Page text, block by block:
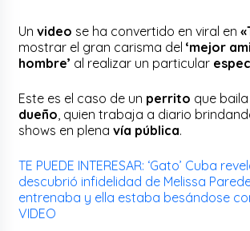
Unvideo se ha convertido en viral en
mostrar el gran carisma del‘mejor
hombre’ al realizar un particular
Este es el caso de un perrito que
dueño , quien trabaja a diario
shows en plenavía pública.
TE PUEDE INTERESAR: ‘Gato’ Cuba
descubrió infidelidad de Melissa
entrenaba y ella estaba besándose
VIDEO